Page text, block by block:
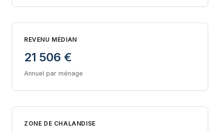
REVENU MÉDIAN
21 506 €
Annuel par ménage
ZONE DE CHALANDISE